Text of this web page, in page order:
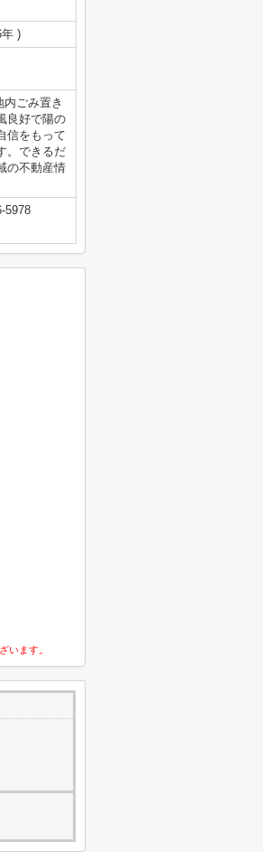
)
ごみ置き
良好で陽の
信をもって
。できるだ
の不動産情
5978
います。